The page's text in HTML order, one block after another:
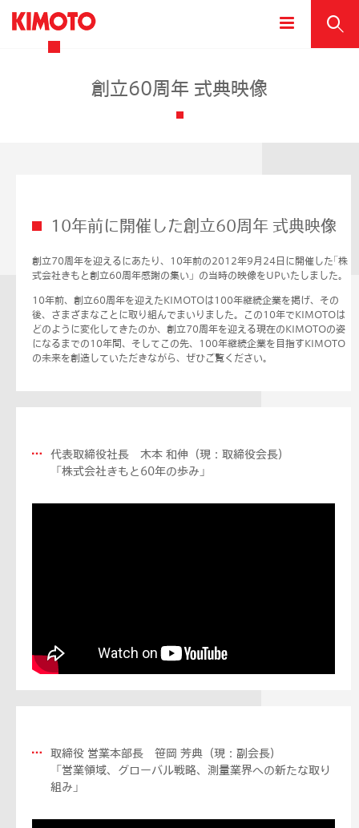
創立60周年 式典映像
10年前に開催した創立60周年 式典映像
創立70周年を迎えるにあたり、10年前の2012年9月24日に開催した｢株
式会社きもと創立60周年感謝の集い」の当時の映像をUPいたしました。
10年前、創立60周年を迎えたKIMOTOは100年継続企業を掲げ、その
後、さまざまなことに取り組んでまいりました。この10年でKIMOTOは
どのように変化してきたのか、創立70周年を迎える現在のKIMOTOの姿
になるまでの10年間、そしてこの先、100年継続企業を目指すKIMOTO
の未来を創造していただきながら、ぜひご覧ください。
代表取締役社長 木本 和伸（現：取締役会⻑）
「株式会社きもと60年の歩み」
取締役 営業本部長 笹岡 芳典（現：副会長）
「営業領域、グローバル戦略、測量業界への新たな取り
組み」